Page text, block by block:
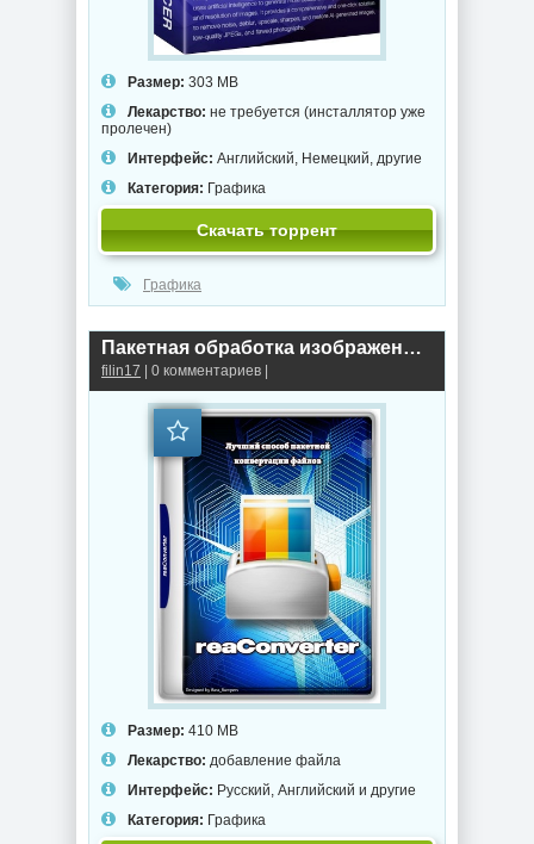
Размер: 303 MB
Лекарство: не требуется (инсталлятор уже
пролечен)
Интерфейс: Английский, Немецкий, другие
Категория: Графика
Скачать торрент
Графика
Пакетная обработка изображений reaConverter Pro 8.0.235
filin17 | 0 комментариев |
Размер: 410 MB
Лекарство: добавление файла
Интерфейс: Русский, Английский и другие
Категория: Графика